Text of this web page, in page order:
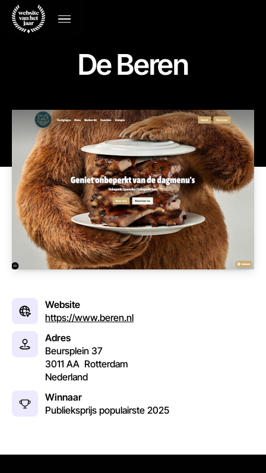
De Beren
Website
https://www.beren.nl
Adres
Beursplein 37
3011 AA Rotterdam
Nederland
Winnaar
Publieksprijs populairste 2025